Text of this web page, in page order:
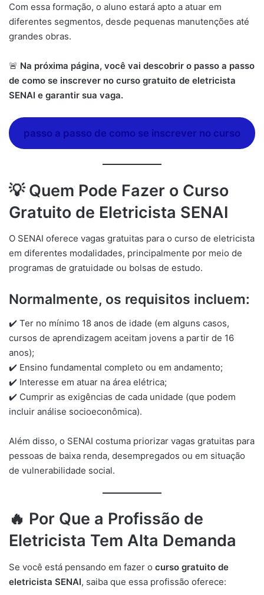
Com essa formação, o aluno estará apto a atuar em
diferentes segmentos, desde pequenas manutenções até
grandes obras.
🚨 Na próxima página, você vai descobrir o passo a passo
de como se inscrever no curso gratuito de eletricista
SENAI e garantir sua vaga.
passo a passo de como se inscrever no curso
💡Quem Pode Fazer o Curso
Gratuito de Eletricista SENAI
O SENAI oferece vagas gratuitas para o curso de eletricista
em diferentes modalidades, principalmente por meio de
programas de gratuidade ou bolsas de estudo.
Normalmente, os requisitos incluem:
✔️ Ter no mínimo 18 anos de idade (em alguns casos,
cursos de aprendizagem aceitam jovens a partir de 16
anos);
✔️ Ensino fundamental completo ou em andamento;
✔️ Interesse em atuar na área elétrica;
✔️ Cumprir as exigências de cada unidade (que podem
incluir análise socioeconômica).
Além disso, o SENAI costuma priorizar vagas gratuitas para
pessoas de baixa renda, desempregados ou em situação
de vulnerabilidade social.
🔥 Por Que a Profissão de
Eletricista Tem Alta Demanda
Se você está pensando em fazer o curso gratuito de
eletricista SENAI, saiba que essa profissão oferece: